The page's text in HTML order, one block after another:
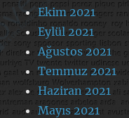
Ekim 2021
Eylül 2021
Ağustos 2021
Temmuz 2021
Haziran 2021
Mayıs 2021